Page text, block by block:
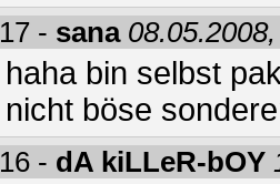
17 - sana
haha bin selbst
nicht böse
16 - dA kiLLeR-bOY